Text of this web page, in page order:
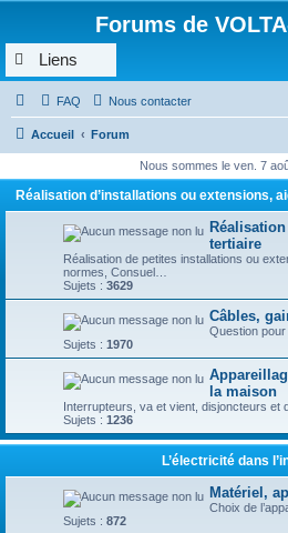
Forums de
Liens
FAQ Nous contacter
Accueil Forum
Nous sommes le ven. 7
Réalisation d’installations ou extensions,
tertiaire
Réalisation de petites installations ou
normes, Consuel…
Sujets : 3629
Câbles,
Question pour
Sujets : 1970
la maison
Interrupteurs, va et vient, disjoncteurs et
Sujets : 1236
L’électricité dans
Matériel,
Choix de
Sujets : 872